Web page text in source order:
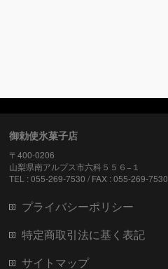
御勅使氷菓子店
〒400-0206
山梨県南アルプス市六科５５６−１
TEL : 055-269-7530 / FAX : 055-269-7530
プライバシーポリシー
特定商取引法に基く表記
サイトマップ